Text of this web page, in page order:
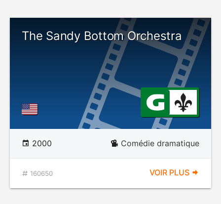
The Sandy Bottom Orchestra
2000 Comédie dramatique
160650 VOIR PLUS